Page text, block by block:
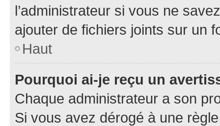
l’administrateur si vous ne
ajouter de fichiers joints sur un
Haut
Pourquoi ai-je reçu un
Chaque administrateur a son
Si vous avez dérogé à une